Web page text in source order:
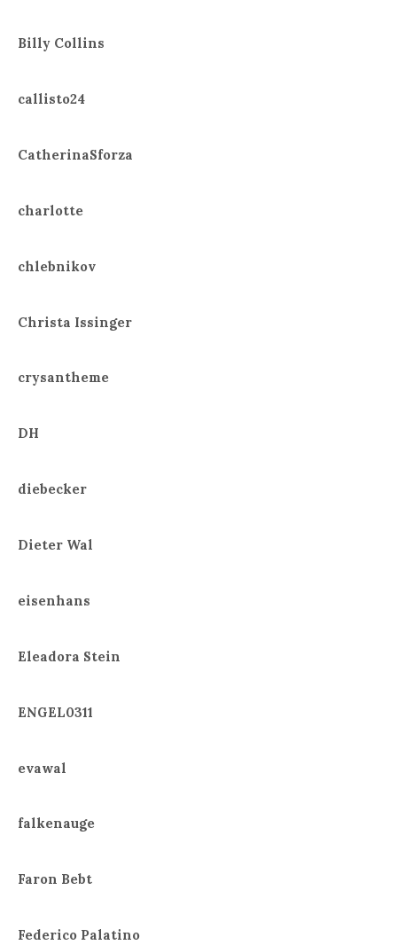
Billy Collins
callisto24
CatherinaSforza
charlotte
chlebnikov
Christa Issinger
crysantheme
DH
diebecker
Dieter Wal
eisenhans
Eleadora Stein
ENGEL0311
evawal
falkenauge
Faron Bebt
Federico Palatino